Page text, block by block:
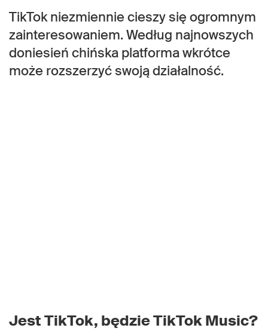
TikTok niezmiennie cieszy się ogromnym
zainteresowaniem. Według najnowszych
doniesień chińska platforma wkrótce
może rozszerzyć swoją działalność.
Jest TikTok, będzie TikTok Music?